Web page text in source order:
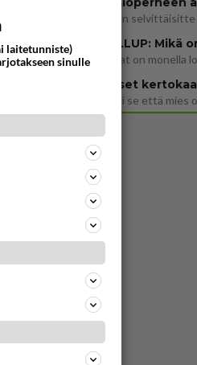
lexus
Naiset kertokaa
laitetunniste)
sinulle